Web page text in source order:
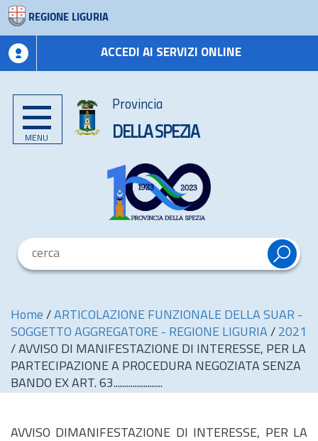
REGIONE LIGURIA
ACCEDI AI SERVIZI ONLINE
MENU
Provincia
DELLA SPEZIA
Home / ARTICOLAZIONE FUNZIONALE DELLA SUAR -
SOGGETTO AGGREGATORE - REGIONE LIGURIA / 2021
/ AVVISO DI MANIFESTAZIONE DI INTERESSE, PER LA
PARTECIPAZIONE A PROCEDURA NEGOZIATA SENZA
BANDO EX ART. 63.......................
AVVISO DIMANIFESTAZIONE DI INTERESSE, PER LA